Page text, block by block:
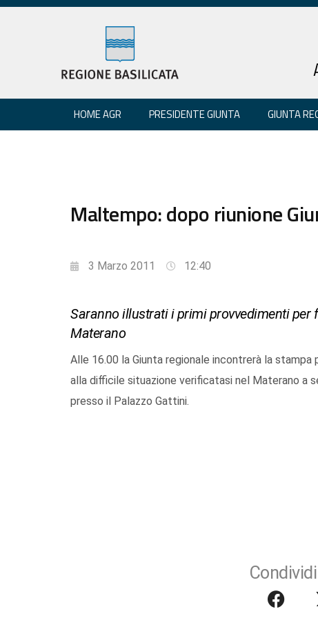
HOME AGR PRESIDENTE GIUNTA GIUNTA
Maltempo: dopo riunione
3 Marzo 2011 12:40
Saranno illustrati i primi provvedimenti
Materano
Alle 16.00 la Giunta regionale incontrerà la
alla difficile situazione verificatasi nel Materano a
presso il Palazzo Gattini.